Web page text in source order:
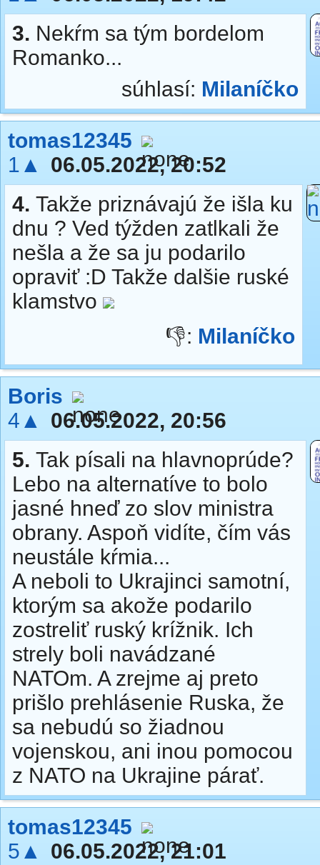
3. Nekŕm sa tým bordelom
Romanko...
súhlasí: Milaníčko
tomas12345
1▲
06.05.2022, 20:52
4. Takže priznávajú že išla ku
dnu ? Ved týžden zatlkali že
nešla a že sa ju podarilo
opraviť :D Takže dalšie ruské
klamstvo
👎: Milaníčko
Boris
4▲
06.05.2022, 20:56
5. Tak písali na hlavnoprúde?
Lebo na alternatíve to bolo
jasné hneď zo slov ministra
obrany. Aspoň vidíte, čím vás
neustále kŕmia...
A neboli to Ukrajinci samotní,
ktorým sa akože podarilo
zostreliť ruský krížnik. Ich
strely boli navádzané
NATOm. A zrejme aj preto
prišlo prehlásenie Ruska, že
sa nebudú so žiadnou
vojenskou, ani inou pomocou
z NATO na Ukrajine párať.
tomas12345
5▲
06.05.2022, 21:01